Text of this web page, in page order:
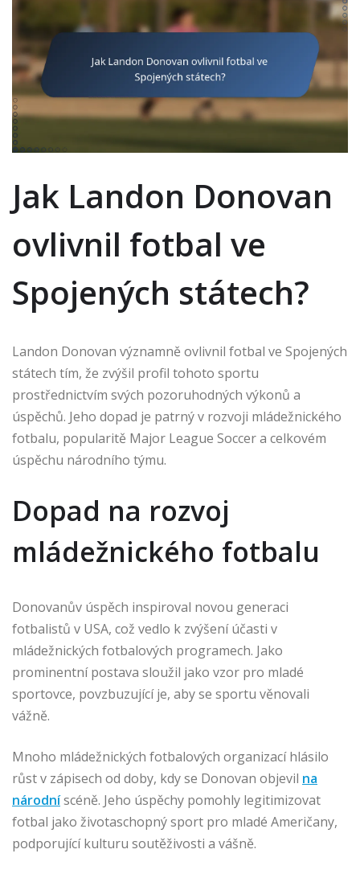
Jak Landon Donovan
ovlivnil fotbal ve
Spojených státech?
Landon Donovan významně ovlivnil fotbal ve Spojených
státech tím, že zvýšil profil tohoto sportu
prostřednictvím svých pozoruhodných výkonů a
úspěchů. Jeho dopad je patrný v rozvoji mládežnického
fotbalu, popularitě Major League Soccer a celkovém
úspěchu národního týmu.
Dopad na rozvoj
mládežnického fotbalu
Donovanův úspěch inspiroval novou generaci
fotbalistů v USA, což vedlo k zvýšení účasti v
mládežnických fotbalových programech. Jako
prominentní postava sloužil jako vzor pro mladé
sportovce, povzbuzující je, aby se sportu věnovali
vážně.
Mnoho mládežnických fotbalových organizací hlásilo
růst v zápisech od doby, kdy se Donovan objevil na
národníscéně. Jeho úspěchy pomohly legitimizovat
fotbal jako životaschopný sport pro mladé Američany,
podporující kulturu soutěživosti a vášně.